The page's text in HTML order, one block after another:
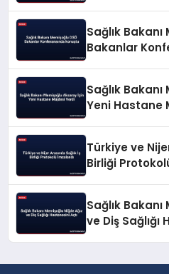
Sağlık
Bakanlar
Sağlık
Yeni Hastane
Türkiye ve
Birliği
Sağlık
ve Diş